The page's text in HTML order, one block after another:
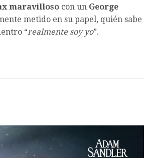
maravilloso con un George
metido en su papel, quién sabe
“realmente soy yo”.